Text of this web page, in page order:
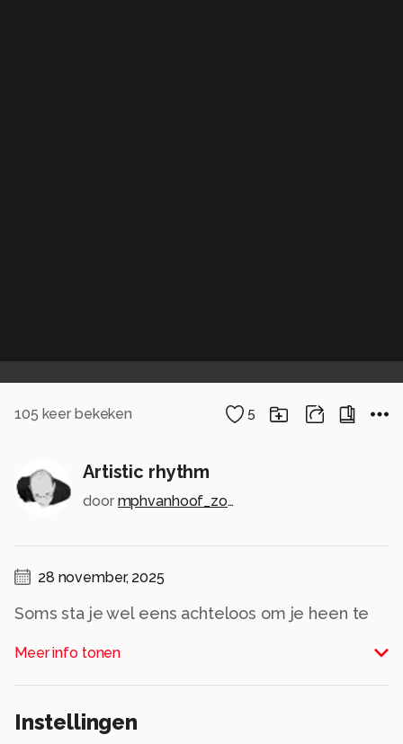
105 keer bekeken 5
Artistic rhythm
door mphvanhoof_zoom
28 november, 2025
Soms sta je wel eens achteloos om je heen te
ineens valt je wat op en dan kun je als Zoomer
niet anders dan dat vast te leggen. Dat
in Maastricht. Daar zag ik ineens deze projectie
Meer info tonen
Instellingen